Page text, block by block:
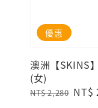
優惠
澳洲【SKINS
(女)
Regular
NT$ 2,280 Sale
NT$